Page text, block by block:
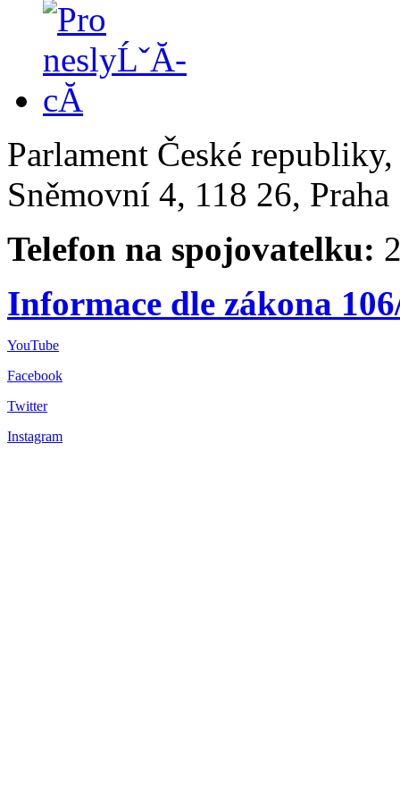
Parlament České
Sněmovní 4, 118 26,
Telefon na spojovatelku:
Informace dle zákona
YouTube
Facebook
Twitter
Instagram